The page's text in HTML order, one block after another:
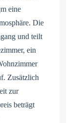
eine
Die
und teilt
ein
Zusätzlich
zur
beträgt